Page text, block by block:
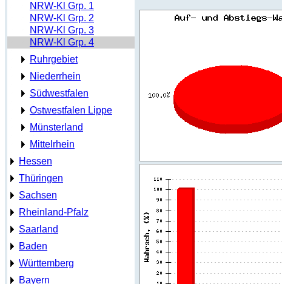
NRW-Kl Grp. 1
NRW-Kl Grp. 2
NRW-Kl Grp. 3
NRW-Kl Grp. 4
Ruhrgebiet
Niederrhein
Südwestfalen
Ostwestfalen Lippe
Münsterland
Mittelrhein
Hessen
Thüringen
Sachsen
Rheinland-Pfalz
Saarland
Baden
Württemberg
Bayern